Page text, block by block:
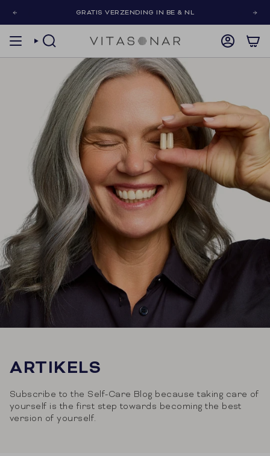
GRATIS VERZENDING IN BE & NL
SEARCH ACCOUNT
ARTIKELS
Subscribe to the Self-Care Blog because taking care of
yourself is the first step towards becoming the best
version of yourself.